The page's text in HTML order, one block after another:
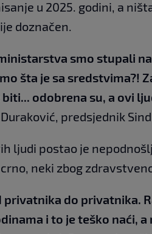
u 2025. godini, a
doznačen.
smo stupali
šta je sa sredstvima?!
biti... odobrena su, a ovi
predsjednik
ljudi postao je
neki zbog
privatnika do privatnika.
i to je teško naći,